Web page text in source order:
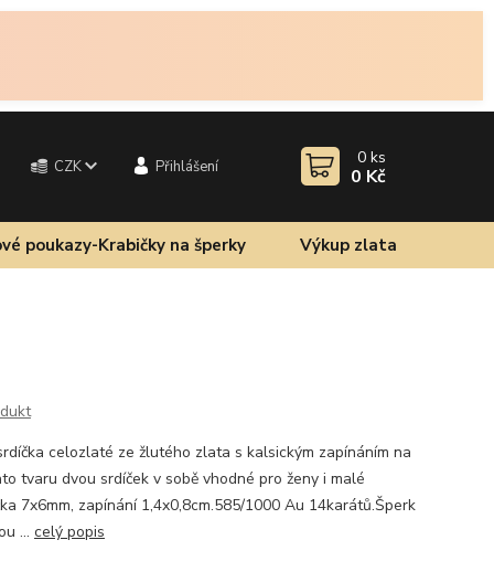
CZK Přihlášení 0 ks
0 Kč
poukazy-Krabičky na šperky Výkup zlata
celozlaté ze žlutého zlata s kalsickým zapínáním na
tvaru dvou srdíček v sobě vhodné pro ženy i malé
7x6mm, zapínání 1,4x0,8cm.585/1000 Au 14karátů.Šperk
... celý popis